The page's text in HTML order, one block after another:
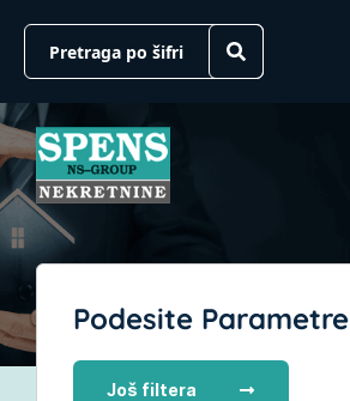
Podesite Parametre
Još filtera